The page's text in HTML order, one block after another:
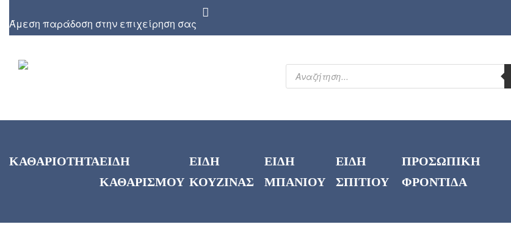
Άμεση παράδοση στην επιχείρηση σας
ΚΑΘΑΡΙΟΤΗΤΑΕΙΔΗ
ΚΑΘΑΡΙΣΜΟΥ
ΕΙΔΗ
ΚΟΥΖΙΝΑΣ
ΕΙΔΗ
ΜΠΑΝΙΟΥ
ΕΙΔΗ
ΣΠΙΤΙΟΥ
ΠΡΟΣΩΠΙΚΗ
ΦΡΟΝΤΙΔΑ